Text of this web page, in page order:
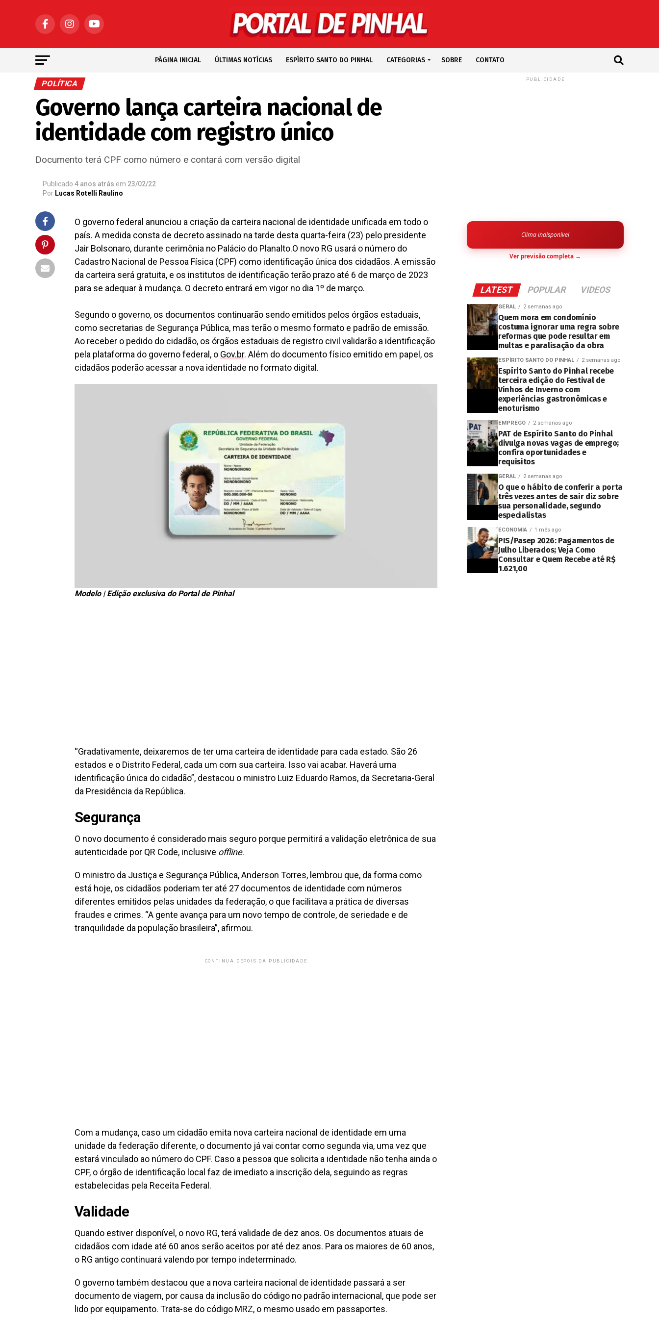
PÁGINA INICIAL ÚLTIMAS NOTÍCIAS ESPÍRITO SANTO DO PINHAL CATEGORIAS SOBRE CONTATO
POLÍTICA
Governo lança carteira nacional de
identidade com registro único
Documento terá CPF como número e contará com versão digital
Publicado 4 anos atrás em 23/02/22
Por Lucas Rotelli Raulino
O governo federal anunciou a criação da carteira nacional de identidade unificada em todo o
país. A medida consta de decreto assinado na tarde desta quarta-feira (23) pelo presidente
Jair Bolsonaro, durante cerimônia no Palácio do Planalto.O novo RG usará o número do
Cadastro Nacional de Pessoa Física (CPF) como identificação única dos cidadãos. A emissão
da carteira será gratuita, e os institutos de identificação terão prazo até 6 de março de 2023
para se adequar à mudança. O decreto entrará em vigor no dia 1º de março.
Segundo o governo, os documentos continuarão sendo emitidos pelos órgãos estaduais,
como secretarias de Segurança Pública, mas terão o mesmo formato e padrão de emissão.
Ao receber o pedido do cidadão, os órgãos estaduais de registro civil validarão a identificação
pela plataforma do governo federal, o Gov.br. Além do documento físico emitido em papel, os
cidadãos poderão acessar a nova identidade no formato digital.
Modelo | Edição exclusiva do Portal de Pinhal
“Gradativamente, deixaremos de ter uma carteira de identidade para cada estado. São 26
estados e o Distrito Federal, cada um com sua carteira. Isso vai acabar. Haverá uma
identificação única do cidadão”, destacou o ministro Luiz Eduardo Ramos, da Secretaria-Geral
da Presidência da República.
Segurança
O novo documento é considerado mais seguro porque permitirá a validação eletrônica de sua
autenticidade por QR Code, inclusive offline.
O ministro da Justiça e Segurança Pública, Anderson Torres, lembrou que, da forma como
está hoje, os cidadãos poderiam ter até 27 documentos de identidade com números
diferentes emitidos pelas unidades da federação, o que facilitava a prática de diversas
fraudes e crimes. “A gente avança para um novo tempo de controle, de seriedade e de
tranquilidade da população brasileira”, afirmou.
CONTINUA DEPOIS DA PUBLICIDADE
Com a mudança, caso um cidadão emita nova carteira nacional de identidade em uma
unidade da federação diferente, o documento já vai contar como segunda via, uma vez que
estará vinculado ao número do CPF. Caso a pessoa que solicita a identidade não tenha ainda o
CPF, o órgão de identificação local faz de imediato a inscrição dela, seguindo as regras
estabelecidas pela Receita Federal.
Validade
Quando estiver disponível, o novo RG, terá validade de dez anos. Os documentos atuais de
cidadãos com idade até 60 anos serão aceitos por até dez anos. Para os maiores de 60 anos,
o RG antigo continuará valendo por tempo indeterminado.
O governo também destacou que a nova carteira nacional de identidade passará a ser
documento de viagem, por causa da inclusão do código no padrão internacional, que pode ser
lido por equipamento. Trata-se do código MRZ, o mesmo usado em passaportes.
PUBLICIDADE
Clima indisponível
Ver previsão completa →
LATEST POPULAR VIDEOS
GERAL 2 semanas ago
Quem mora em condomínio
costuma ignorar uma regra sobre
reformas que pode resultar em
multas e paralisação da obra
ESPÍRITO SANTO DO PINHAL 2 semanas ago
Espírito Santo do Pinhal recebe
terceira edição do Festival de
Vinhos de Inverno com
experiências gastronômicas e
enoturismo
EMPREGO 2 semanas ago
PAT de Espírito Santo do Pinhal
divulga novas vagas de emprego;
confira oportunidades e
requisitos
GERAL 2 semanas ago
O que o hábito de conferir a porta
três vezes antes de sair diz sobre
sua personalidade, segundo
especialistas
ECONOMIA 1 mês ago
PIS/Pasep 2026: Pagamentos de
Julho Liberados; Veja Como
Consultar e Quem Recebe até R$
1.621,00